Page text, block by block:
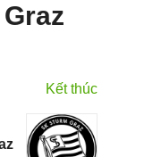
Kết thúc